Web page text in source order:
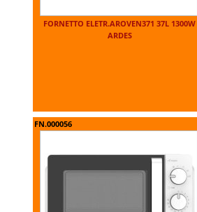
FORNETTO ELETR.AROVEN371 37L 1300W
ARDES
FN.000056